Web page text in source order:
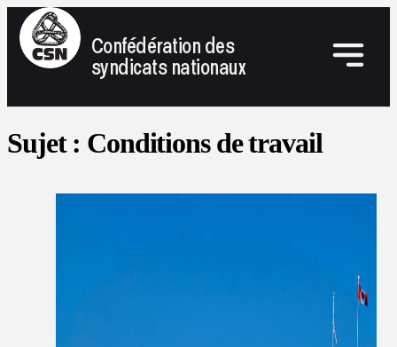
Confédération des
syndicats nationaux
Sujet : Conditions de travail